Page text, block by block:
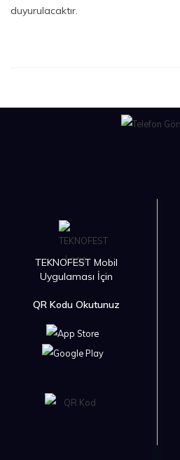
duyurulacaktır.
TEKNOFEST Mobil
Uygulaması İçin
QR Kodu Okutunuz